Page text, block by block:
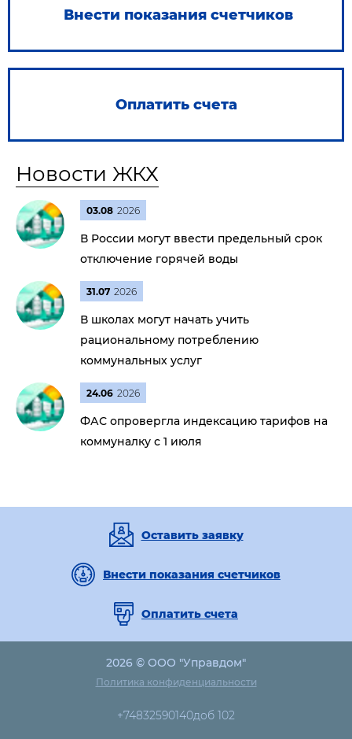
Внести показания счетчиков
Оплатить счета
Новости ЖКХ
03.08 2026
В России могут ввести предельный срок
отключение горячей воды
31.07 2026
В школах могут начать учить
рациональному потреблению
коммунальных услуг
24.06 2026
ФАС опровергла индексацию тарифов на
коммуналку с 1 июля
Оставить заявку
Внести показания счетчиков
Оплатить счета
2026 © ООО "Управдом"
Политика конфиденциальности
+74832590140доб 102